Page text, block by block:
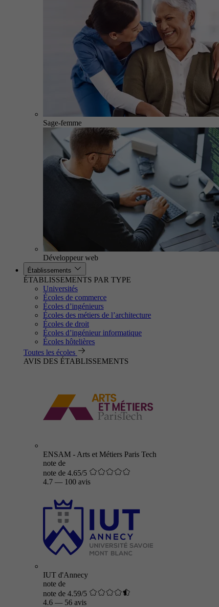
Sage-femme
Développeur web
Établissements
ÉTABLISSEMENTS PAR TYPE
Universités
Écoles de commerce
Écoles d’ingénieurs
Écoles des métiers de l’architecture
Écoles de droit
Écoles d’ingénieur informatique
Écoles hôtelières
Toutes les écoles
AVIS DES ÉTABLISSEMENTS
ENSAM - Arts et Métiers Paris Tech
note de
note de 4.65/5
4.7 — 100 avis
IUT d'Annecy
note de
note de 4.59/5
4.6 — 56 avis